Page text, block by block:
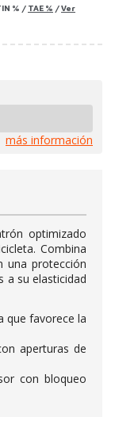
% / TAE % /Ver
más información
optimizado
Combina
una protección
a su elasticidad
que favorece la
aperturas de
con bloqueo